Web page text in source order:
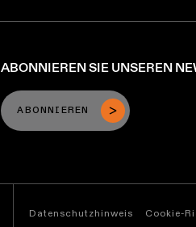
ABONNIEREN SIE UNSEREN
ABONNIEREN
Datenschutzhinweis Cookie-